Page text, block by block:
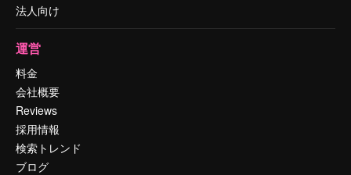
法人向け
運営
料金
会社概要
Reviews
採用情報
検索トレンド
ブログ